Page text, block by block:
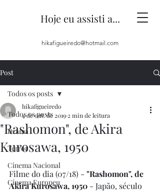
Hoje eu assisti a...
hikafigueiredo@hotmail.com
Post
Todos os posts
Drama
Terror
Cinema Nacional
Cinema Europeu
Todos os posts
"Rashomon", de Akira
Kurosawa, 1950
hikafigueiredo
4 de out. de 2019 2 min de leitura
Filme do dia (07/18) - "Rashomon", de
Akira Kurosawa, 1950 - Japão, século